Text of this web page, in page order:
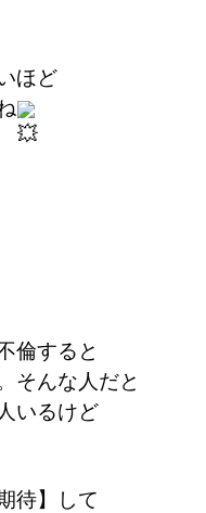
ほど
倫すると
そんな人だと
いるけど
待】して